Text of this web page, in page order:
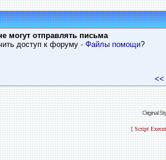
могут отправлять письма
доступ к форуму - Файлы помощи?
<<
Original
[ Script